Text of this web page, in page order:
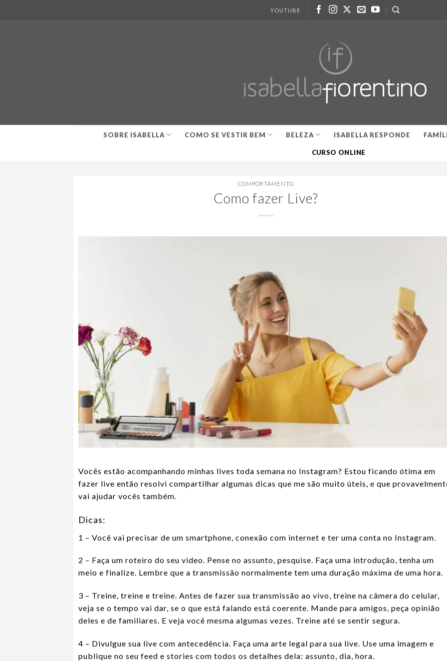
YOUTUBE
SOBRE ISABELLA COMO SE VESTIR BEM BELEZA ISABELLA RESPONDE
CURSO ONLINE
COMPORTAMENTO
Como fazer Live?
Vocês estão acompanhando minhas lives toda semana no Instagram? Estou ficando ótima em
fazer live então resolvi compartilhar algumas dicas que me são muito úteis, e que
vai ajudar vocês também.
Dicas:
1 – Você vai precisar de um smartphone, conexão com internet e ter uma conta no Instagram.
2 – Faça um roteiro do seu video. Pense no assunto, pesquise. Faça uma introdução, tenha um
meio e finalize. Lembre que a transmissão normalmente tem uma duração máxima de uma hora.
3 – Treine, treine e treine. Antes de fazer sua transmissão ao vivo, treine na câmera do celular,
veja se o tempo vai dar, se o que está falando está coerente. Mande para amigos, peça opinião
deles e de familiares. E veja você mesma algumas vezes. Treine até se sentir segura.
4 – Divulgue sua live com antecedência. Faça uma arte legal para sua live. Use uma imagem e
publique no seu feed e stories com todos os detalhes dela: assunto, dia, hora.